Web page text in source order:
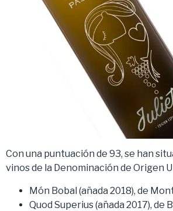
Con una puntuación de 93, se han
vinos de la Denominación de Origen
Món Bobal (añada 2018), de
Quod Superius (añada 2017), de